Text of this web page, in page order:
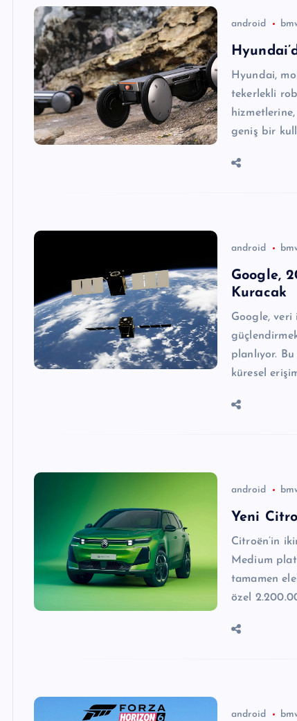
android
Hyundai,
tekerlekli
geniş bir
android
Google,
Kuracak
Google, veri
planlıyor.
küresel
android
Yeni
Citroën’in
Medium
tamamen
özel
android